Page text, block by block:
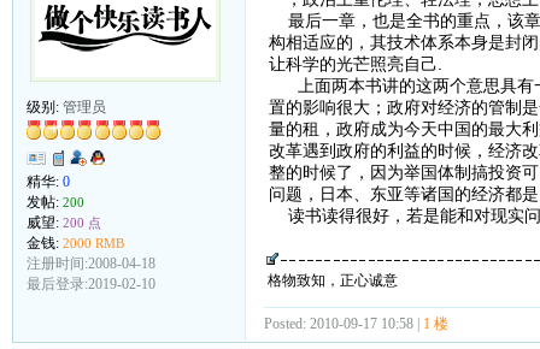
级别: 管理员
精华: 0
发帖: 200
威望: 200 点
金钱: 2000 RMB
注册时间:2008-04-18
最后登录:2019-02-10
最后一章，也是全书的重点，该章
构相适应的，其技术体系本身是封
让科学的光芒照亮自己.
上面两本书讲的这两个意思具有
置的影响很大；政府对经济的管制
量的租，政府成为今天中国的最大
改革遇到政府的利益的时候，经济
整的时候了，因为举国体制搞投资
问题，日本、东亚等诸国的经济都
读书读得很好，若是能和对现实
格物致知，正心诚意
Posted: 2010-09-17 10:58 | 1 楼